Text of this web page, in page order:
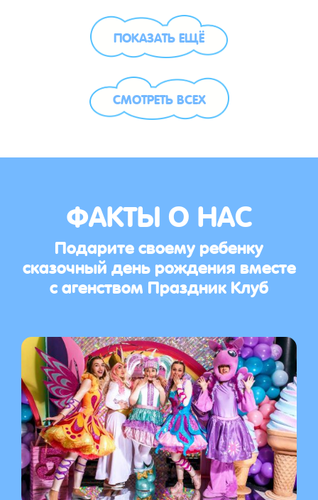
ПОКАЗАТЬ ЕЩЁ
СМОТРЕТЬ ВСЕХ
ФАКТЫ О НАС
Подарите своему ребенку
сказочный день рождения вместе
с агенством Праздник Клуб